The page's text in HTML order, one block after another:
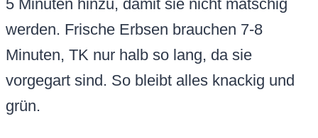
5 Minuten hinzu, damit sie nicht matschig
werden. Frische Erbsen brauchen 7-8
Minuten, TK nur halb so lang, da sie
vorgegart sind. So bleibt alles knackig und
grün.